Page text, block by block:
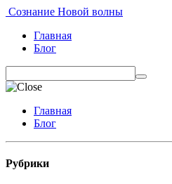
Сознание Новой волны
Главная
Блог
Главная
Блог
Рубрики